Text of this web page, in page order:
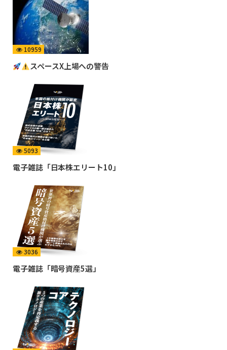
10959
スペースX上場への警告
5093
電子雑誌「日本株エリート10」
3036
電子雑誌「暗号資産5選」